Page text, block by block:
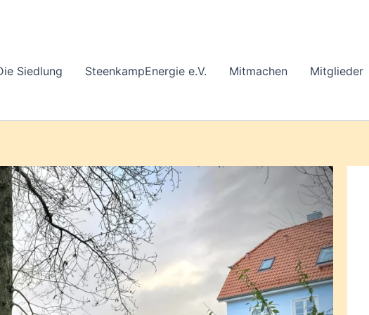
Siedlung SteenkampEnergie e.V. Mitmachen Mitglieder